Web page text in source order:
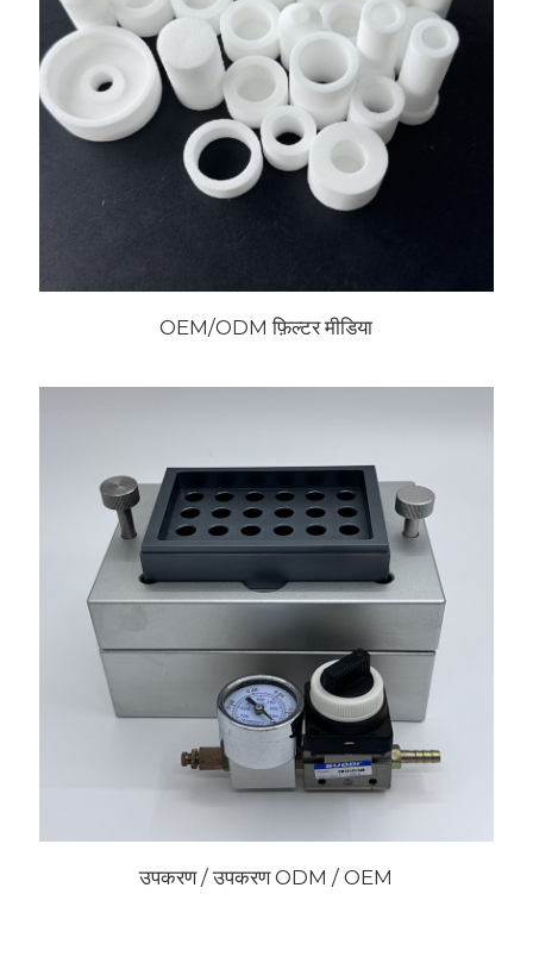
OEM/ODM फ़िल्टर मीडिया
उपकरण / उपकरण ODM / OEM